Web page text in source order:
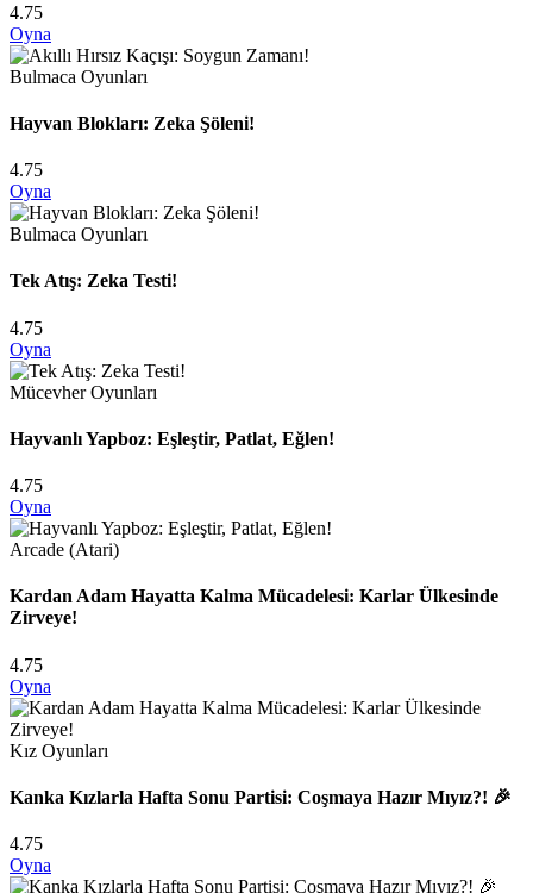
4.75
Oyna
Bulmaca Oyunları
Hayvan Blokları: Zeka Şöleni!
4.75
Oyna
Bulmaca Oyunları
Tek Atış: Zeka Testi!
4.75
Oyna
Mücevher Oyunları
Hayvanlı Yapboz: Eşleştir, Patlat, Eğlen!
4.75
Oyna
Arcade (Atari)
Kardan Adam Hayatta Kalma Mücadelesi: Karlar Ülkesinde
Zirveye!
4.75
Oyna
Kız Oyunları
Kanka Kızlarla Hafta Sonu Partisi: Coşmaya Hazır Mıyız?! 🎉
4.75
Oyna